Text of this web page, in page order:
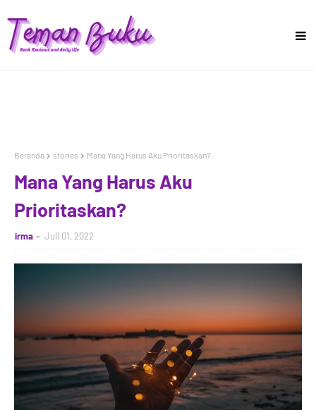
Beranda stories Mana Yang Harus Aku Prioritaskan?
Mana Yang Harus Aku
Prioritaskan?
irma Juli 01, 2022